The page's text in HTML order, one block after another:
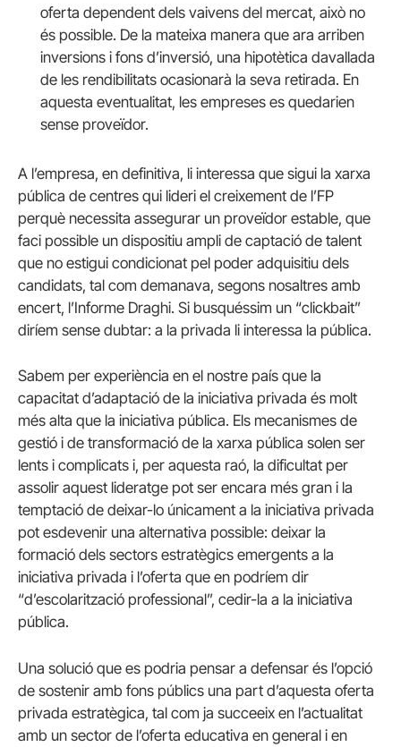
oferta dependent dels vaivens del mercat, això no
és possible. De la mateixa manera que ara arriben
inversions i fons d’inversió, una hipotètica davallada
de les rendibilitats ocasionarà la seva retirada. En
aquesta eventualitat, les empreses es quedarien
sense proveïdor.
A l’empresa, en definitiva, li interessa que sigui la xarxa
pública de centres qui lideri el creixement de l’FP
perquè necessita assegurar un proveïdor estable, que
faci possible un dispositiu ampli de captació de talent
que no estigui condicionat pel poder adquisitiu dels
candidats, tal com demanava, segons nosaltres amb
encert, l’Informe Draghi. Si busquéssim un “clickbait”
diríem sense dubtar: a la privada li interessa la pública.
Sabem per experiència en el nostre país que la
capacitat d’adaptació de la iniciativa privada és molt
més alta que la iniciativa pública. Els mecanismes de
gestió i de transformació de la xarxa pública solen ser
lents i complicats i, per aquesta raó, la dificultat per
assolir aquest lideratge pot ser encara més gran i la
temptació de deixar-lo únicament a la iniciativa privada
pot esdevenir una alternativa possible: deixar la
formació dels sectors estratègics emergents a la
iniciativa privada i l’oferta que en podríem dir
“d’escolarització professional”, cedir-la a la iniciativa
pública.
Una solució que es podria pensar a defensar és l’opció
de sostenir amb fons públics una part d’aquesta oferta
privada estratègica, tal com ja succeeix en l’actualitat
amb un sector de l’oferta educativa en general i en